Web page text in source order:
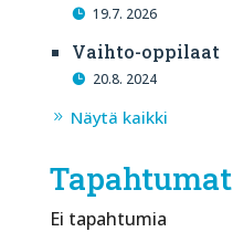
19.7. 2026
Vaihto-oppilaat
20.8. 2024
Näytä kaikki
Tapahtumat
Ei tapahtumia